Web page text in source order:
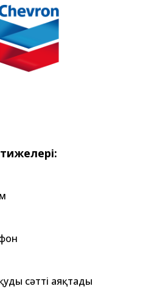
сәтті аяқтады